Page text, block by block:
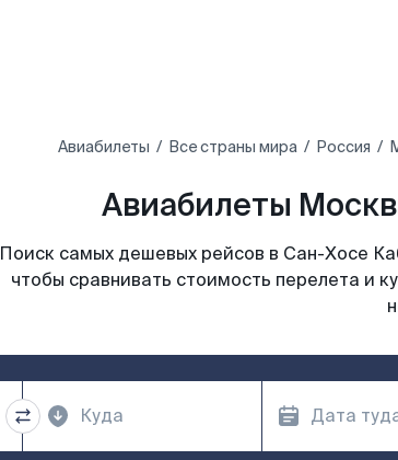
Авиабилеты Все страны мира Россия
Авиабилеты
Поиск самых дешевых рейсов в Сан-Хосе
чтобы сравнивать стоимость перелета и